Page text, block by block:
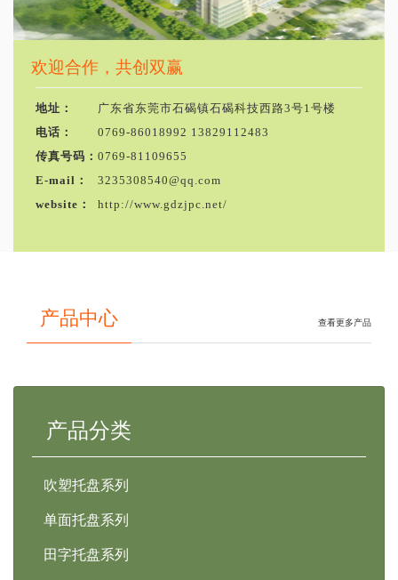
欢迎合作，共创双赢
地址：
广东省东莞市石碣镇石碣科技西路3号1号楼
电话：
0769-86018992 13829112483
传真号码： 0769-81109655
E-mail：
3235308540@qq.com
website：
http://www.gdzjpc.net/
产品中心 查看更多产品
产品分类
吹塑托盘系列
单面托盘系列
田字托盘系列